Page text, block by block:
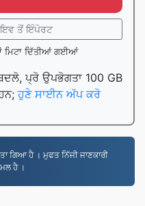
ਤੋਂ ਇੰਪੋਰਟ
ਮਿਟਾ ਦਿੱਤੀਆਂ ਗਈਆਂ
ਪ੍ਰੋ ਉਪਭੋਗਤਾ 100 GB
ਹੁਣੇ ਸਾਈਨ ਅੱਪ ਕਰੋ
ਗਿਆ ਹੈ । ਮੁਫਤ ਨਿੱਜੀ ਜਾਣਕਾਰੀ
ਹੈ ।